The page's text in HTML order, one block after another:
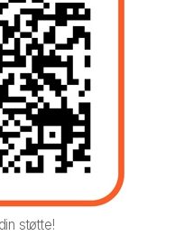
støtte!